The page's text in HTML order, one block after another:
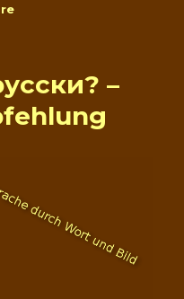
zu
und
–
Duolingo
–